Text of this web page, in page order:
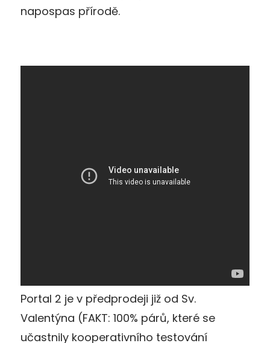
napospas přírodě.
Portal 2 je v předprodeji již od Sv.
Valentýna (FAKT: 100% párů, které se
učastnily kooperativního testování